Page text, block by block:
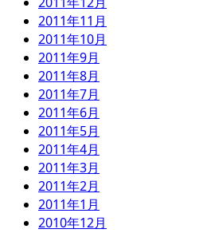
2011年11月
2011年10月
2011年9月
2011年8月
2011年7月
2011年6月
2011年5月
2011年4月
2011年3月
2011年2月
2011年1月
2010年12月